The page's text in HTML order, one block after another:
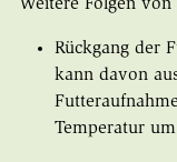
Weitere Folgen
Rückgang der
kann davon
Temperatur